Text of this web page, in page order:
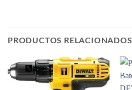
PRODUCTOS RELACIONADOS